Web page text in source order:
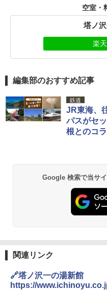
空室・
塔ノ
楽
編集部のおすすめ記事
鉄道
JR東海、
パスがセ
根とのコ
Google 検索で当サ
関連リンク
🔗塔ノ沢一の湯新館
https://